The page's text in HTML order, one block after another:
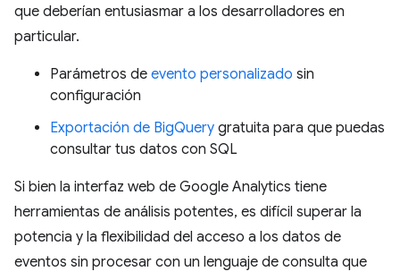
que deberían entusiasmar a los desarrolladores en
particular.
Parámetros de evento personalizado sin
configuración
Exportación de BigQuery gratuita para que puedas
consultar tus datos con SQL
Si bien la interfaz web de Google Analytics tiene
herramientas de análisis potentes, es difícil superar la
potencia y la flexibilidad del acceso a los datos de
eventos sin procesar con un lenguaje de consulta que